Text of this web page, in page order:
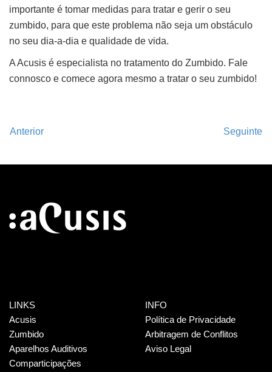
importante é tomar medidas para tratar e gerir o seu
zumbido, para que este problema não seja um obstáculo
no seu dia-a-dia e qualidade de vida.
A Acusis é especialista no tratamento do Zumbido. Fale
connosco e comece agora mesmo a tratar o seu zumbido!
Anterior Seguinte
LINKS
Acusis
Zumbido
Aparelhos Auditivos
Comparticipações
INFO
Política de Privacidade
Arbitragem de Conflitos
Aviso Legal